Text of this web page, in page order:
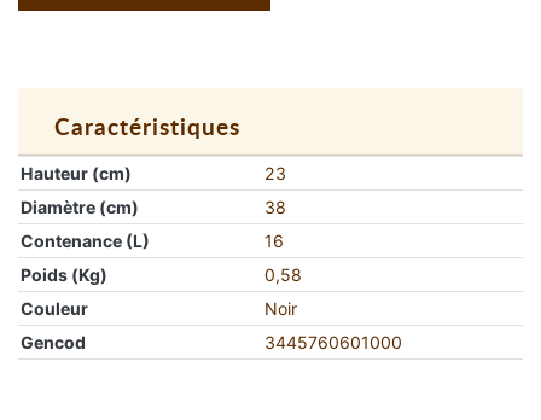
Caractéristiques
Hauteur (cm)
23
Diamètre (cm)
38
Contenance (L)
16
Poids (Kg)
0,58
Couleur
Noir
Gencod
3445760601000